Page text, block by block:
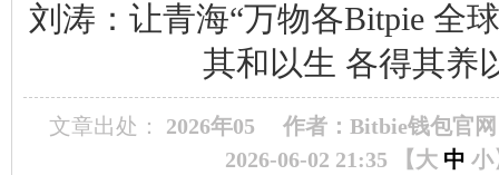
刘涛：让青海“万物各Bitpie 全
其和以生 各得其养
文章出处： 2026年05
作者：Bitbie钱包官网
2026-06-02 21:35 【大 中 小